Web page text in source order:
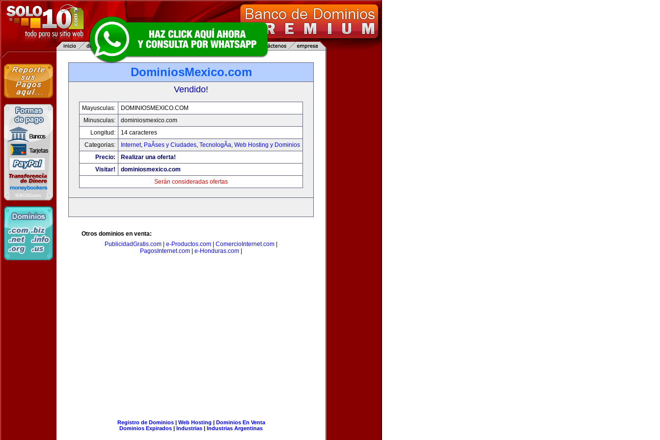
DominiosMexico.com
Vendido!
Mayusculas:
DOMINIOSMEXICO.COM
Minusculas:
dominiosmexico.com
Longitud:
14 caracteres
Categorias:
Internet, PaÃ­ses y Ciudades, TecnologÃ­a, Web Hosting y Dominios
Precio:
Realizar una oferta!
Visitar!
dominiosmexico.com
Serán consideradas ofertas
Otros dominios en venta:
PublicidadGratis.com
e-Productos.com ComercioInternet.com
PagosInternet.com
e-Honduras.com
Registro de Dominios| Web Hosting | Dominios En Venta
Dominios Expirados | Industrias | Industrias Argentinas